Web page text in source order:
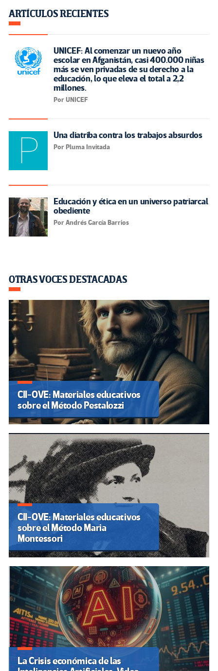
ARTÍCULOS RECIENTES
UNICEF: Al comenzar un nuevo año
escolar en Afganistán, casi 400.000 niñas
más se ven privadas de su derecho a la
educación, lo que eleva el total a 2,2
millones.
Por UNICEF
Una diatriba contra los trabajos absurdos
Por Pluma Invitada
Educación y ética en un universo patriarcal
obediente
Por Andrés García Barrios
OTRAS VOCES DESTACADAS
CII-OVE: Materiales educativos
sobre el Método Pestalozzi
CII-OVE: Materiales educativos
sobre el Método Maria
Montessori
La Crisis económica de las